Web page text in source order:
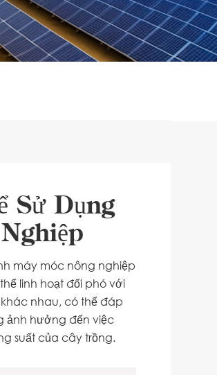
Sử Dụng
máy móc nông nghiệp
linh hoạt đối phó với
nhau, có thể đáp
ảnh hưởng đến việc
suất của cây trồng.